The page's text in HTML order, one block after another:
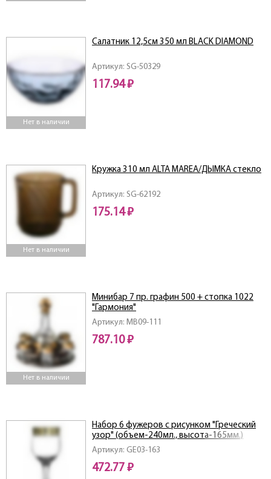
Нет в наличии
Артикул: SG-50329
Салатник 12,5см 350 мл BLACK DIAMOND
117.94 ₽
Нет в наличии
Артикул: SG-62192
Кружка 310 мл ALTA MAREA/ДЫМКА стекло
175.14 ₽
Нет в наличии
Артикул: MB09-111
Минибар 7 пр. графин 500 + стопка 1022
"Гармония"
787.10 ₽
Артикул: GE03-163
Набор 6 фужеров с рисунком "Греческий
узор" (объем-240мл., высота-165мм.)
472.77 ₽